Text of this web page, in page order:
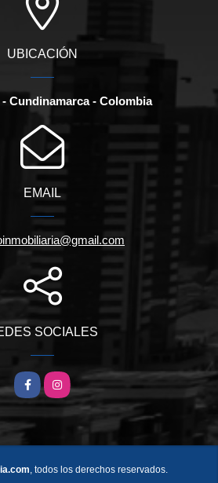
UBICACIÓN
Cundinamarca - Colombia
EMAIL
SOCIALES
FacebookInstagram
, todos los derechos reservados.